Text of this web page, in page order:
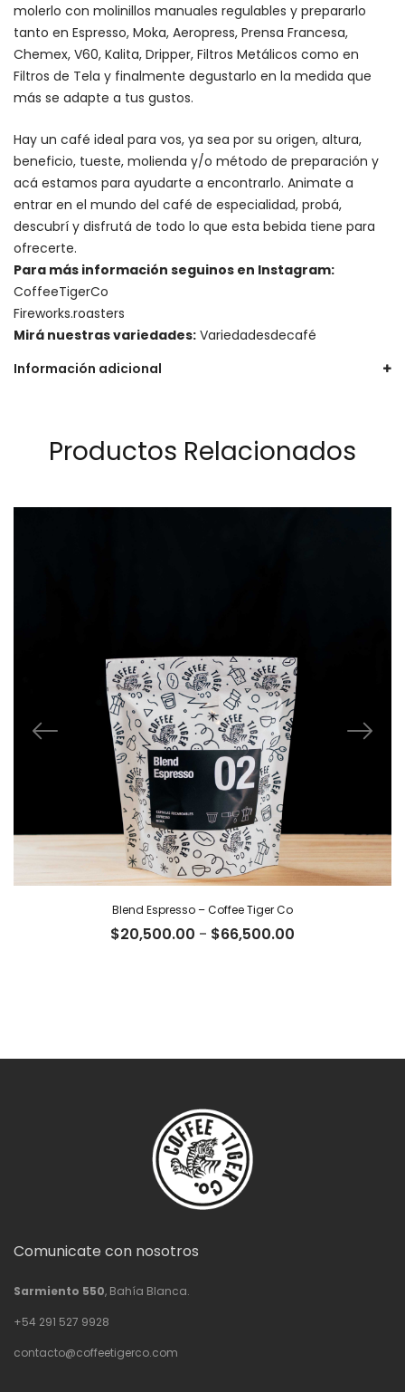
molerlo con molinillos manuales regulables y prepararlo
tanto en Espresso, Moka, Aeropress, Prensa Francesa,
Chemex, V60, Kalita, Dripper, Filtros Metálicos como en
Filtros de Tela y finalmente degustarlo en la medida que
más se adapte a tus gustos.
Hay un café ideal para vos, ya sea por su origen, altura,
beneficio, tueste, molienda y/o método de preparación y
acá estamos para ayudarte a encontrarlo. Animate a
entrar en el mundo del café de especialidad, probá,
descubrí y disfrutá de todo lo que esta bebida tiene para
ofrecerte.
Para más información seguinos en Instagram:
CoffeeTigerCo
Fireworks.roasters
Mirá nuestras variedades: Variedadesdecafé
Información adicional
Productos Relacionados
Blend Espresso – Coffee Tiger Co
$20,500.00 - $66,500.00
Comunicate con nosotros
Sarmiento 550, Bahía Blanca.
+54 291 527 9928
contacto@coffeetigerco.com